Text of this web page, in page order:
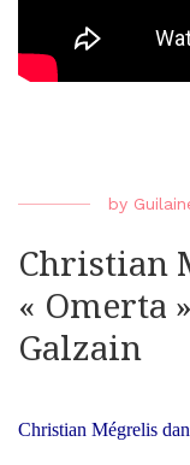
by
Christian
« Omerta
Galzain
Christian Mégrelis